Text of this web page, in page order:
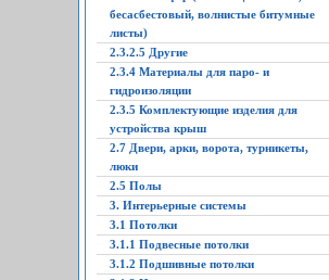
бесасбестовый, волнистые битумные
листы)
2.3.2.5 Другие
2.3.4 Материалы для паро- и
гидроизоляции
2.3.5 Комплектующие изделия для
устройства крыш
2.7 Двери, арки, ворота, турникеты,
люки
2.5 Полы
3. Интерьерные системы
3.1 Потолки
3.1.1 Подвесные потолки
3.1.2 Подшивные потолки